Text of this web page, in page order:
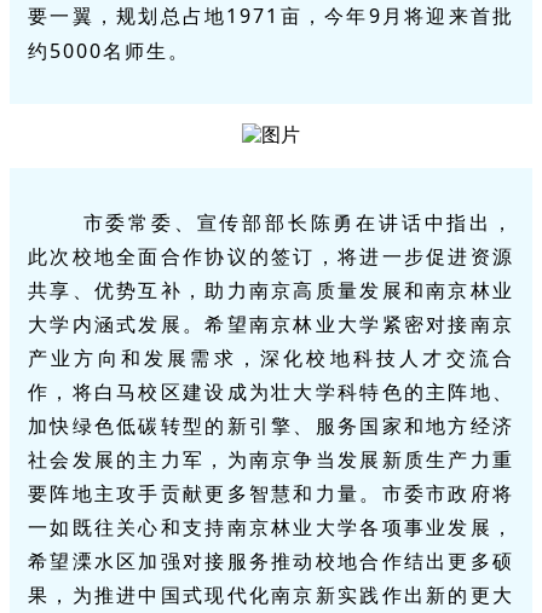
要一翼，规划总占地1971亩，今年9月将迎来首批
约5000名师生。
市委常委、宣传部部长陈勇在讲话中指出，
此次校地全面合作协议的签订，将进一步促进资源
共享、优势互补，助力南京高质量发展和南京林业
大学内涵式发展。希望南京林业大学紧密对接南京
产业方向和发展需求，深化校地科技人才交流合
作，将白马校区建设成为壮大学科特色的主阵地、
加快绿色低碳转型的新引擎、服务国家和地方经济
社会发展的主力军，为南京争当发展新质生产力重
要阵地主攻手贡献更多智慧和力量。市委市政府将
一如既往关心和支持南京林业大学各项事业发展，
希望溧水区加强对接服务推动校地合作结出更多硕
果，为推进中国式现代化南京新实践作出新的更大